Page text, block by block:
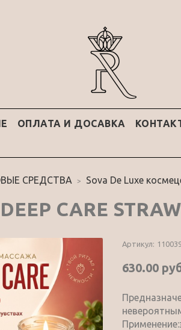
ОПЛАТА И ДОСАВКА
СРЕДСТВА Sova De Luxe
CARE
Артикул:
630.00